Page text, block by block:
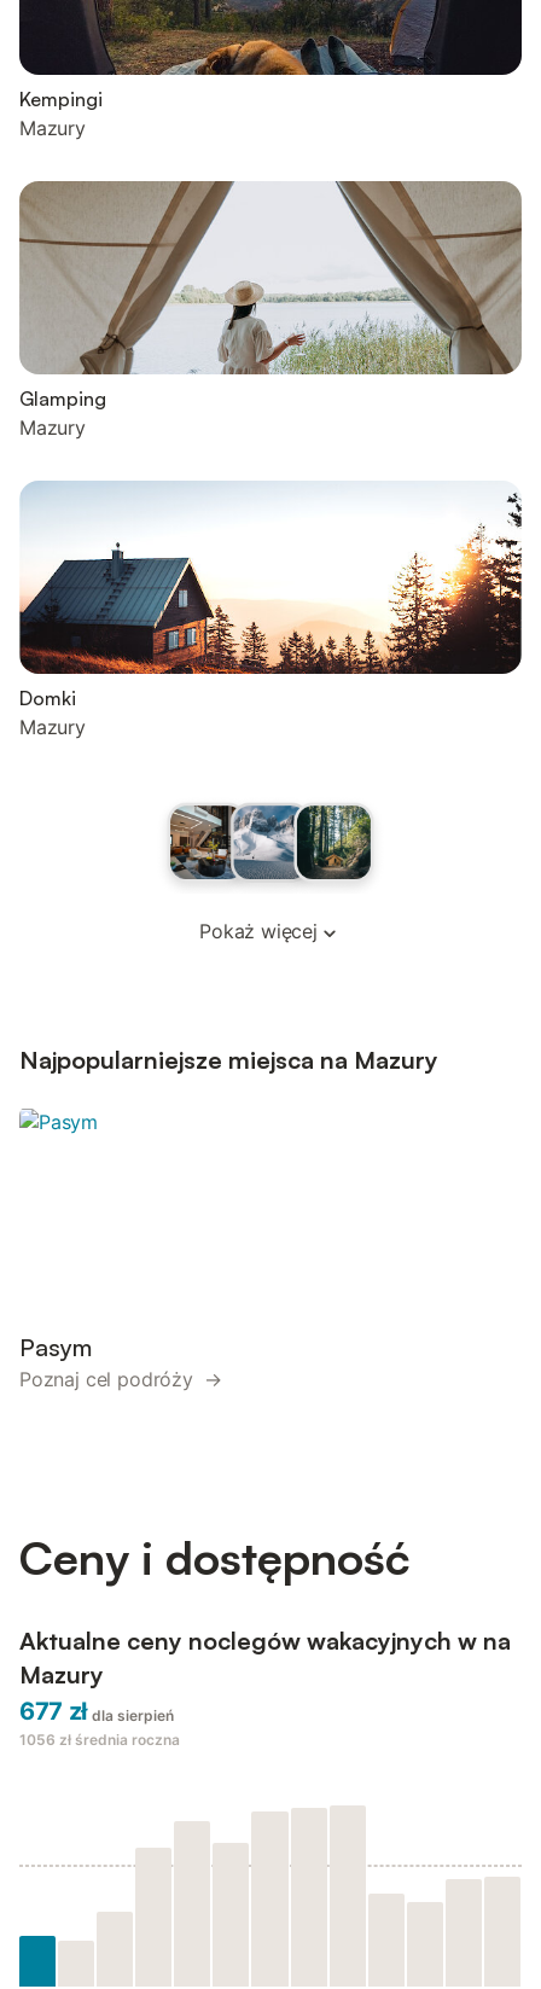
Kempingi
Mazury
Glamping
Mazury
Domki
Mazury
Pokaż więcej
Najpopularniejsze miejsca na Mazury
Pasym
Poznaj cel podróży →
Ceny i dostępność
Aktualne ceny noclegów wakacyjnych w na
Mazury
677 zł dla sierpień
1056 zł średnia roczna